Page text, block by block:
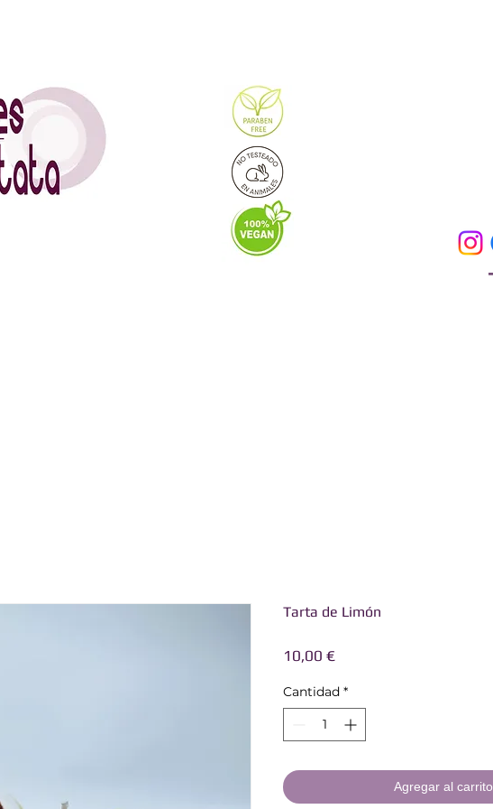
Tarta de Limón
10,00 €
Cantidad *
Agregar al carrito